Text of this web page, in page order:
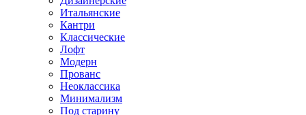
Итальянские
Кантри
Классические
Лофт
Модерн
Прованс
Неоклассика
Минимализм
Под старину